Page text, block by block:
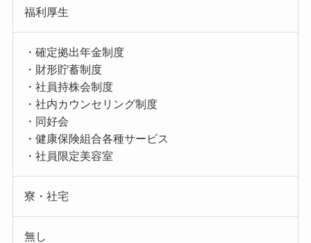
福利厚生
・確定拠出年金制度
・財形貯蓄制度
・社員持株会制度
・社内カウンセリング制度
・同好会
・健康保険組合各種サービス
・社員限定美容室
寮・社宅
無し